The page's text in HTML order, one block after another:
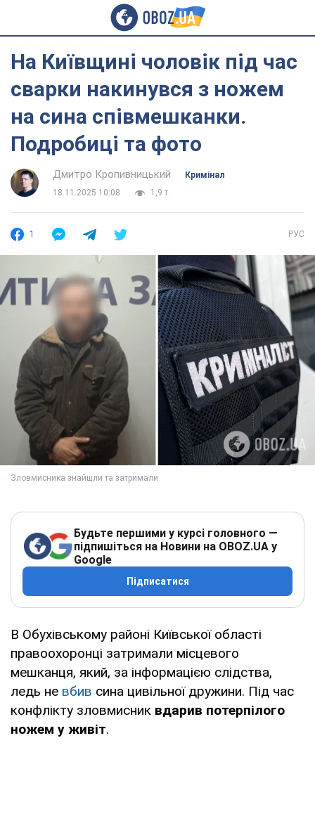
На Київщині чоловік під час
сварки накинувся з ножем
на сина співмешканки.
Подробиці та фото
Дмитро Кропивницький
Кримінал
18.11.2025 10:08
1,9 т.
1 РУС
Будьте першими у курсі головного —
підпишіться на Новини на OBOZ.UA у
Google
Підписатися
В Обухівському районі Київської області
правоохоронці затримали місцевого
мешканця, який, за інформацією слідства,
ледь не вбив сина цивільної дружини. Під час
конфлікту зловмисник вдарив потерпілого
ножем у живіт.